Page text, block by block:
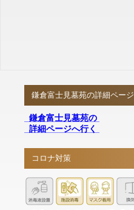
鎌倉富士見墓苑の詳細ページ
鎌倉富士見墓苑の
詳細ページへ行く
コロナ対策